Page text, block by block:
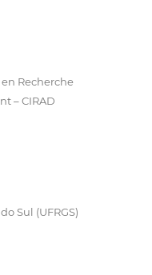
Recherche
– CIRAD
Sul (UFRGS)